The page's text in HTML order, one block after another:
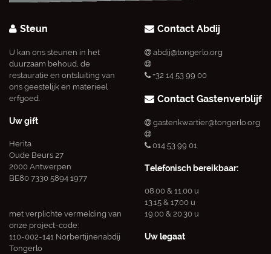
Steun
U kan ons steunen in het
duurzaam behoud, de
restauratie en ontsluiting van
ons geestelijk en materieel
erfgoed.
Uw gift
Herita
Oude Beurs 27
2000 Antwerpen
BE80 7330 5894 1977
met verplichte vermelding van
onze project-code:
110-002-141 Norbertijnenabdij
Tongerlo
Contact Abdij
abdij@tongerlo.org
+32 14 53 99 00
Contact Gastenverblijf
gastenkwartier@tongerlo.org
014 53 99 01
Telefonisch bereikbaar:
08.00 & 11.00 u
13.15 & 17.00 u
19.00 & 20.30 u
Uw legaat